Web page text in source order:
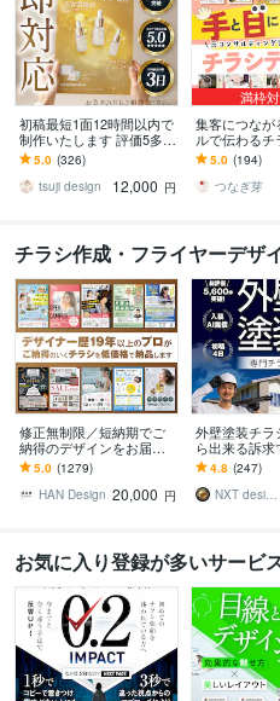
初稿最短1面12時間以内で
制作いたします 評価5多
数！修正無制限でチラシ
制作いたします☆
5.0 (326)
tsuji design
12,000 円
満枠
集客につなが
ルで伝わるチ
します 【チラ
レット】プロ
が丁寧にデザ
5.0 (194)
つなぎ芽
チラシ作成・フライヤーデザ
修正無制限／短納期でご
納得のデザインをお届け
します その他、パンフ・
ポスター・メニュー・名
刺・看板 etc.
5.0 (1279)
HAN Design 20,000 円
外壁塗装チラ
ら出来る訴求
ます 修正無制
を大切にした
グ反響重視デ
4.8 (247)
NXT design 研究所
お気に入り登録が多いサービ